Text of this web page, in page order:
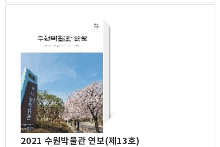
2021 수원박물관 연보(제13호)